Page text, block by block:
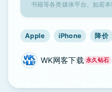
书籍等各类媒体平台。如若
Apple iPhone 降价
WK网客下载 永久钻石